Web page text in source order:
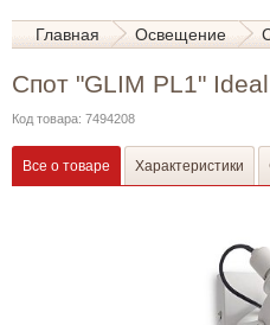
Главная Освещение
Спот "GLIM PL1"
Код товара: 7494208
Все о товаре Характеристики